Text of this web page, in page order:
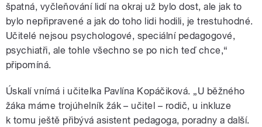
špatná, vyčleňování lidí na okraj už bylo dost, ale jak to
bylo nepřipravené a jak do toho lidi hodili, je trestuhodné.
Učitelé nejsou psychologové, speciální pedagogové,
psychiatři, ale tohle všechno se po nich teď chce,“
připomíná.
Úskalí vnímá i učitelka Pavlína Kopáčiková. „U běžného
žáka máme trojúhelník žák – učitel – rodič, u inkluze
k tomu ještě přibývá asistent pedagoga, poradny a další.